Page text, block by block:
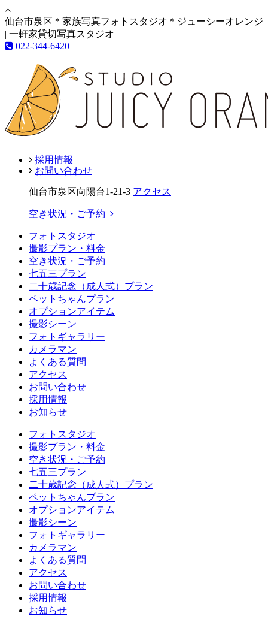
仙台市泉区＊家族写真フォトスタジオ＊ジューシーオレンジ
| 一軒家貸切写真スタジオ
022-344-6420
採用情報
お問い合わせ
仙台市泉区向陽台1-21-3 アクセス
空き状況・ご予約
フォトスタジオ
撮影プラン・料金
空き状況・ご予約
七五三プラン
二十歳記念（成人式）プラン
ペットちゃんプラン
オプションアイテム
撮影シーン
フォトギャラリー
カメラマン
よくある質問
アクセス
お問い合わせ
採用情報
お知らせ
フォトスタジオ
撮影プラン・料金
空き状況・ご予約
七五三プラン
二十歳記念（成人式）プラン
ペットちゃんプラン
オプションアイテム
撮影シーン
フォトギャラリー
カメラマン
よくある質問
アクセス
お問い合わせ
採用情報
お知らせ